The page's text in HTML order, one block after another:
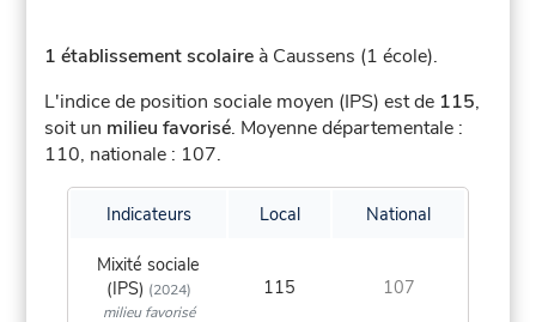
1 établissement scolaire à Caussens (1 école).
L'indice de position sociale moyen (IPS) est de 115,
soit un milieu favorisé. Moyenne départementale :
110, nationale : 107.
Indicateurs Local National
Mixité sociale
(IPS) (2024)
milieu favorisé
115 107